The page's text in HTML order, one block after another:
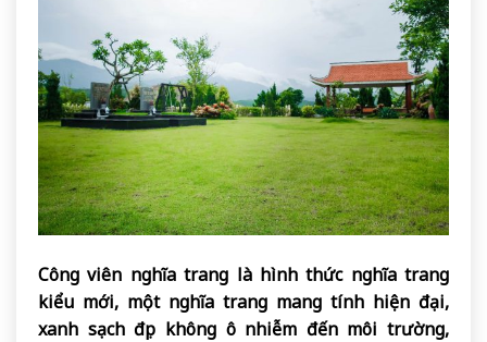
Công viên nghĩa trang là hình thức nghĩa trang
kiểu mới, một nghĩa trang mang tính hiện đại,
xanh sạch đẹp không ô nhiễm đến môi trường,